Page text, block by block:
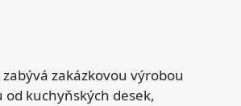
zakázkovou výrobou
kuchyňských desek,